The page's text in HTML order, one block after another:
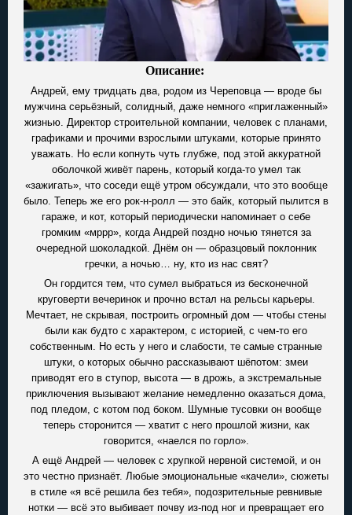
Описание:
Андрей, ему тридцать два, родом из Череповца — вроде бы
мужчина серьёзный, солидный, даже немного «приглаженный»
жизнью. Директор строительной компании, человек с планами,
графиками и прочими взрослыми штуками, которые принято
уважать. Но если копнуть чуть глубже, под этой аккуратной
оболочкой живёт парень, который когда-то умел так
«зажигать», что соседи ещё утром обсуждали, что это вообще
было. Теперь же его рок-н-ролл — это байк, который пылится в
гараже, и кот, который периодически напоминает о себе
громким «мррр», когда Андрей поздно ночью тянется за
очередной шоколадкой. Днём он — образцовый поклонник
гречки, а ночью… ну, кто из нас свят?
Он гордится тем, что сумел выбраться из бесконечной
круговерти вечеринок и прочно встал на рельсы карьеры.
Мечтает, не скрывая, построить огромный дом — чтобы стены
были как будто с характером, с историей, с чем-то его
собственным. Но есть у него и слабости, те самые странные
штуки, о которых обычно рассказывают шёпотом: змеи
приводят его в ступор, высота — в дрожь, а экстремальные
приключения вызывают желание немедленно оказаться дома,
под пледом, с котом под боком. Шумные тусовки он вообще
теперь сторонится — хватит с него прошлой жизни, как
говорится, «наелся по горло».
А ещё Андрей — человек с хрупкой нервной системой, и он
это честно признаёт. Любые эмоциональные «качели», сюжеты
в стиле «я всё решила без тебя», подозрительные ревнивые
нотки — всё это выбивает почву из-под ног и превращает его